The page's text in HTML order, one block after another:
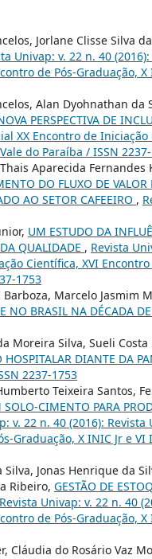
Jorlane Clisse Silva
Univap: v. 22 n. 40
de Pós-Graduação,
Alan Dyohnathan da
PERSPECTIVA DE
XX Encontro de
do Paraíba / ISSN
Aparecida
DO FLUXO DE
AO SETOR CAFEEIRO ,
UM ESTUDO DA
QUALIDADE , Revista
Científica, XVI
1753
Marcelo Jasmim
NO BRASIL NA DÉCADA
Moreira Silva, Sueli
HOSPITALAR DIANTE DA
2237-1753
Teixeira Santos,
CIMENTO PARA
v. 22 n. 40 (2016):
Graduação, X INIC Jr e
Jonas Henrique da
Ribeiro, GESTÃO DE
Revista Univap: v. 22 n. 40
de Pós-Graduação,
Cláudia do Rosário Vaz